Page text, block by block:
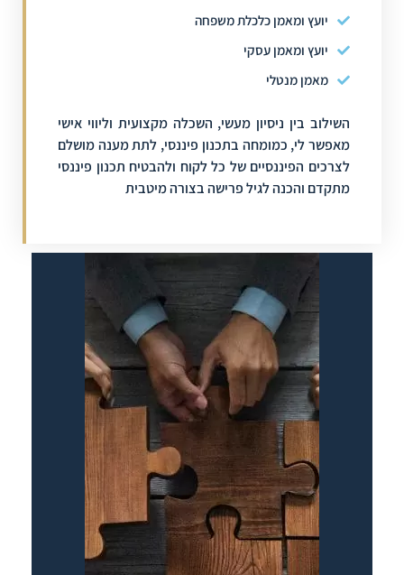
יועץ ומאמן כלכלת משפחה
יועץ ומאמן עסקי
מאמן מנטלי
השילוב בין ניסיון מעשי, השכלה מקצועית וליווי אישי
מאפשר לי, כמומחה בתכנון פיננסי, לתת מענה מושלם
לצרכים הפיננסיים של כל לקוח ולהבטיח תכנון פיננסי
מתקדם והכנה לגיל פרישה בצורה מיטבית